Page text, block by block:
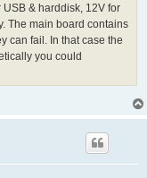
& harddisk, 12V for
The main board contains
can fail. In that case the
you could